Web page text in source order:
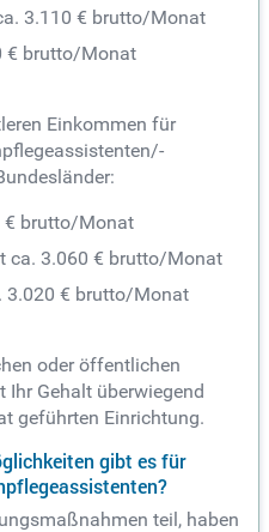
3.110 € brutto/Monat
€ brutto/Monat
Einkommen für
€ brutto/Monat
ca. 3.060 € brutto/Monat
3.020 € brutto/Monat
oder öffentlichen
Ihr Gehalt überwiegend
geführten Einrichtung.
gibt es für
teil, haben